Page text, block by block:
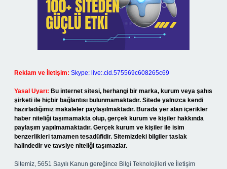
Reklam ve İletişim: Skype: live:.cid.575569c608265c69
Yasal Uyarı: Bu internet sitesi, herhangi bir marka, kurum veya şahıs
şirketi ile hiçbir bağlantısı bulunmamaktadır. Sitede yalnızca kendi
hazırladığımız makaleler paylaşılmaktadır. Burada yer alan içerikler
haber niteliği taşımamakta olup, gerçek kurum ve kişiler hakkında
paylaşım yapılmamaktadır. Gerçek kurum ve kişiler ile isim
benzerlikleri tamamen tesadüfidir. Sitemizdeki bilgiler taslak
halindedir ve tavsiye niteliği taşımazlar.
Sitemiz, 5651 Sayılı Kanun gereğince Bilgi Teknolojileri ve İletişim